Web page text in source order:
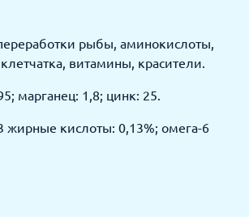
рыбы, аминокислоты,
витамины, красители.
марганец: 1,8; цинк: 25.
жирные кислоты: 0,13%; омега-6